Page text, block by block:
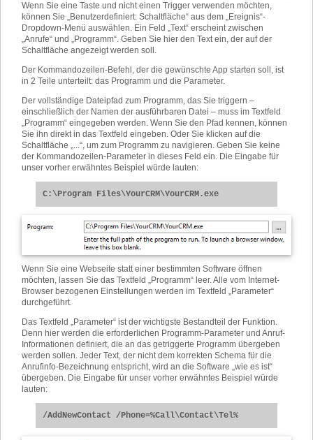
Wenn Sie eine Taste und nicht einen Trigger verwenden möchten,
können Sie „Benutzerdefiniert: Schaltfläche“ aus dem „Ereignis“-
Dropdown-Menü auswählen. Ein Feld „Text“ erscheint zwischen
„Anrufe“ und „Programm“. Geben Sie hier den Text ein, der auf der
Schaltfläche angezeigt werden soll.
Der Kommandozeilen-Befehl, der die gewünschte App starten soll, ist
in 2 Teile unterteilt: das Programm und die Parameter.
Der vollständige Dateipfad zum Programm, das Sie triggern –
einschließlich der Namen der ausführbaren Datei – muss im Textfeld
„Programm“ eingegeben werden. Wenn Sie den Pfad kennen, können
Sie ihn direkt in das Textfeld eingeben. Oder Sie klicken auf die
Schaltfläche „...“, um zum Programm zu navigieren. Geben Sie keine
der Kommandozeilen-Parameter in dieses Feld ein. Die Eingabe für
unser vorher erwähntes Beispiel würde lauten:
C:\Program Files\YourCRM\YourCRM.exe
Wenn Sie eine Webseite statt einer bestimmten Software öffnen
möchten, lassen Sie das Textfeld „Programm“ leer. Alle vom Internet-
Browser bezogenen Einstellungen werden im Textfeld „Parameter“
durchgeführt.
Das Textfeld „Parameter“ ist der wichtigste Bestandteil der Funktion.
Denn hier werden die erforderlichen Programm-Parameter und Anruf-
Informationen definiert, die an das getriggerte Programm übergeben
werden sollen. Jeder Text, der nicht dem korrekten Schema für die
Anrufinfo-Bezeichnung entspricht, wird an die Software „wie es ist“
übergeben. Die Eingabe für unser vorher erwähntes Beispiel würde
lauten:
/AddNewContact /Phone=%Call\Contact\Tel%